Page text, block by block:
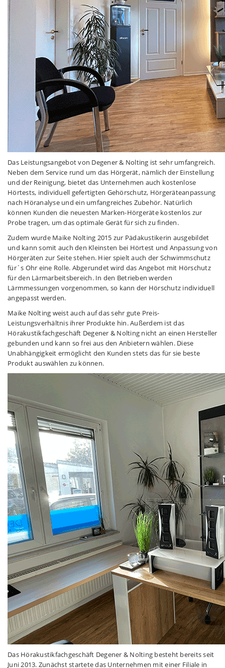
Das Leistungsangebot von Degener & Nolting ist sehr umfangreich.
Neben dem Service rund um das Hörgerät, nämlich der Einstellung
und der Reinigung, bietet das Unternehmen auch kostenlose
Hörtests, individuell gefertigten Gehörschutz, Hörgeräteanpassung
nach Höranalyse und ein umfangreiches Zubehör. Natürlich
können Kunden die neuesten Marken-Hörgeräte kostenlos zur
Probe tragen, um das optimale Gerät für sich zu finden.
Zudem wurde Maike Nolting 2015 zur Pädakustikerin ausgebildet
und kann somit auch den Kleinsten bei Hörtest und Anpassung von
Hörgeräten zur Seite stehen. Hier spielt auch der Schwimmschutz
für´s Ohr eine Rolle. Abgerundet wird das Angebot mit Hörschutz
für den Lärmarbeitsbereich. In den Betrieben werden
Lärmmessungen vorgenommen, so kann der Hörschutz individuell
angepasst werden.
Maike Nolting weist auch auf das sehr gute Preis-
Leistungsverhältnis ihrer Produkte hin. Außerdem ist das
Hörakustikfachgeschäft Degener & Nolting nicht an einen Hersteller
gebunden und kann so frei aus den Anbietern wählen. Diese
Unabhängigkeit ermöglicht den Kunden stets das für sie beste
Produkt auswählen zu können.
Das Hörakustikfachgeschäft Degener & Nolting besteht bereits seit
Juni 2013. Zunächst startete das Unternehmen mit einer Filiale in